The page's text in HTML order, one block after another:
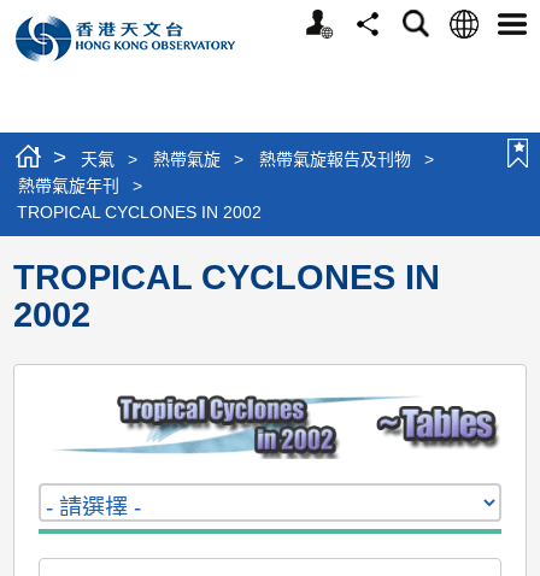
個
分
搜
語
選
> 天氣 > 熱帶氣旋 > 熱帶氣旋報告及刊物
>
熱帶氣旋年刊
>
TROPICAL CYCLONES IN 2002
TROPICAL CYCLONES IN
2002